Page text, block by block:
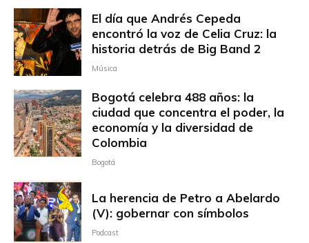
El día que Andrés Cepeda
encontró la voz de Celia Cruz: la
historia detrás de Big Band 2
Música
Bogotá celebra 488 años: la
ciudad que concentra el poder, la
economía y la diversidad de
Colombia
Bogotá
La herencia de Petro a Abelardo
(V): gobernar con símbolos
Podcast